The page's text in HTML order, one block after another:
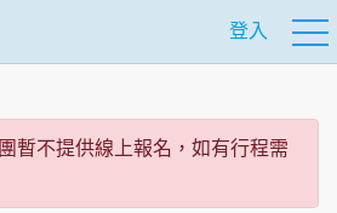
登入
暫不提供線上報名，如有行程需